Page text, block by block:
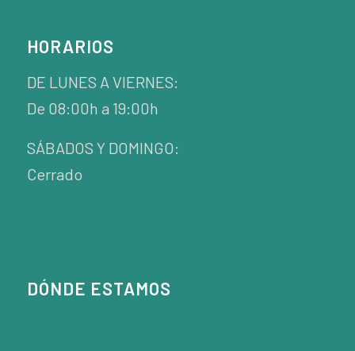
HORARIOS
DE LUNES A VIERNES:
De 08:00h a 19:00h
SÁBADOS Y DOMINGO:
Cerrado
DÓNDE ESTAMOS